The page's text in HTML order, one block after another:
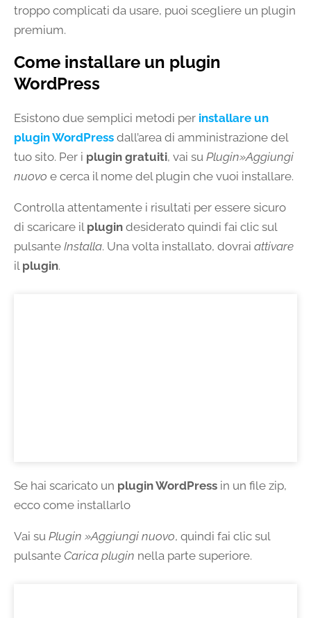
troppo complicati da usare, puoi scegliere un plugin
premium.
Come installare un plugin
WordPress
Esistono due semplici metodi per installare un
plugin WordPress dall’area di amministrazione del
tuo sito. Per i plugin gratuiti, vai su Plugin»Aggiungi
nuovo e cerca il nome del plugin che vuoi installare.
Controlla attentamente i risultati per essere sicuro
di scaricare il plugin desiderato quindi fai clic sul
pulsante Installa. Una volta installato, dovrai attivare
il plugin.
Se hai scaricato un plugin WordPress in un file zip,
ecco come installarlo
Vai su Plugin »Aggiungi nuovo, quindi fai clic sul
pulsante Carica plugin nella parte superiore.